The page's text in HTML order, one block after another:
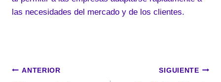
las necesidades del mercado y de los clientes.
Navegación
ANTERIOR SIGUIENTE